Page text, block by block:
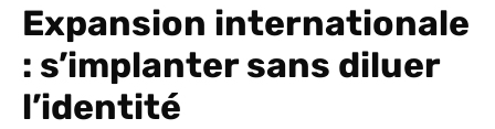
Expansion internationale
: s’implanter sans diluer
l’identité